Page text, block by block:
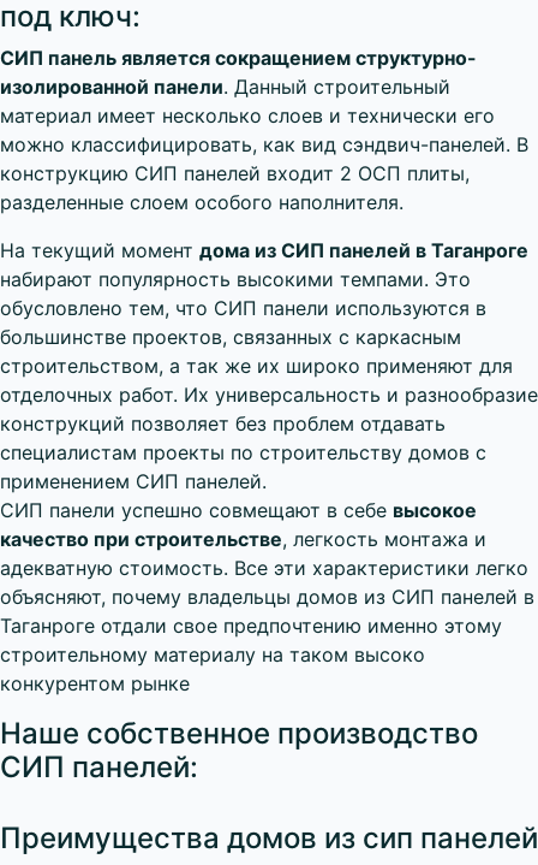
под ключ:
СИП панель является сокращением структурно-
изолированной панели. Данный строительный
материал имеет несколько слоев и технически его
можно классифицировать, как вид сэндвич-панелей. В
конструкцию СИП панелей входит 2 ОСП плиты,
разделенные слоем особого наполнителя.
На текущий момент дома из СИП панелей в Таганроге
набирают популярность высокими темпами. Это
обусловлено тем, что СИП панели используются в
большинстве проектов, связанных с каркасным
строительством, а так же их широко применяют для
отделочных работ. Их универсальность и разнообразие
конструкций позволяет без проблем отдавать
специалистам проекты по строительству домов с
применением СИП панелей.
CИП панели успешно совмещают в себе высокое
качество при строительстве, легкость монтажа и
адекватную стоимость. Все эти характеристики легко
объясняют, почему владельцы домов из СИП панелей в
Таганроге отдали свое предпочтению именно этому
строительному материалу на таком высоко
конкурентом рынке
Наше собственное производство
СИП панелей:
Преимущества домов из сип панелей